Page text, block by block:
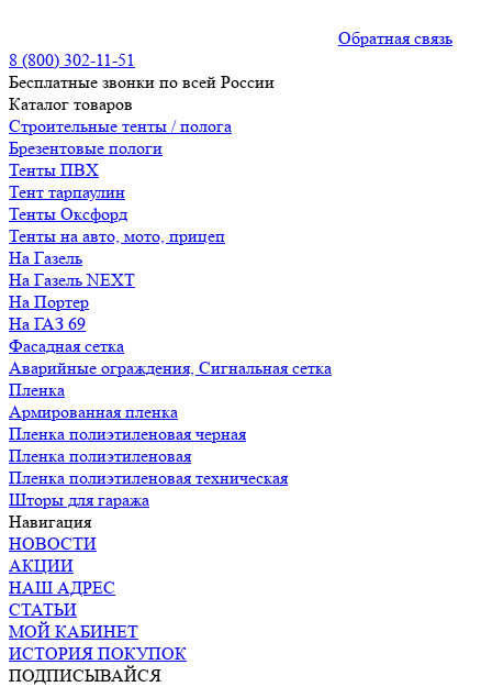
Обратная связь
8 (800) 302-11-51
Бесплатные звонки по всей России
Каталог товаров
Строительные тенты / полога
Брезентовые пологи
Тенты ПВХ
Тент тарпаулин
Тенты Оксфорд
Тенты на авто, мото, прицеп
На Газель
На Газель NEXT
На Портер
На ГАЗ 69
Фасадная сетка
Аварийные ограждения, Сигнальная сетка
Пленка
Армированная пленка
Пленка полиэтиленовая черная
Пленка полиэтиленовая
Пленка полиэтиленовая техническая
Шторы для гаража
Навигация
НОВОСТИ
АКЦИИ
НАШ АДРЕС
СТАТЬИ
МОЙ КАБИНЕТ
ИСТОРИЯ ПОКУПОК
ПОДПИСЫВАЙСЯ